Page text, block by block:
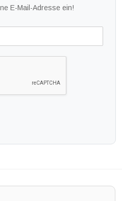
E-Mail-Adresse ein!